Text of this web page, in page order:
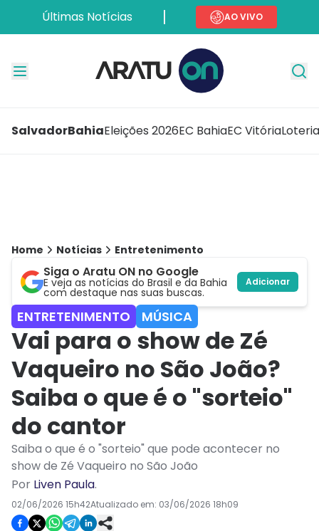
Últimas Notícias AO VIVO
SalvadorBahiaEleições 2026EC BahiaEC Vitória
Home Notícias Entretenimento
Siga o Aratu ON no Google
E veja as notícias do Brasil e da Bahia
com destaque nas suas buscas.
Adicionar
ENTRETENIMENTO MÚSICA
Vai para o show de Zé
Vaqueiro no São João?
Saiba o que é o "sorteio"
do cantor
Saiba o que é o "sorteio" que pode acontecer no
show de Zé Vaqueiro no São João
Por Liven Paula.
02/06/2026 15h42Atualizado em: 03/06/2026 18h09